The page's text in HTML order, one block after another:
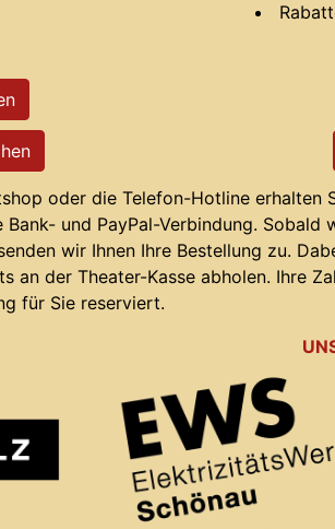
oder die Telefon-Hotline erhalten
und PayPal-Verbindung. Sobald
wir Ihnen Ihre Bestellung zu.
an der Theater-Kasse abholen. Ihre
für Sie reserviert.